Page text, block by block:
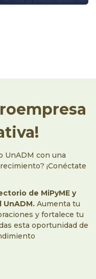
UnADM con una
¡Conéctate
de MiPyME y
UnADM. Aumenta tu
y fortalece tu
esta oportunidad de